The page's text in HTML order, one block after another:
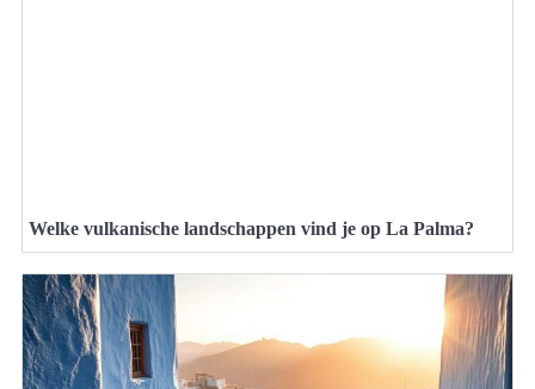
Welke vulkanische landschappen vind je op La Palma?